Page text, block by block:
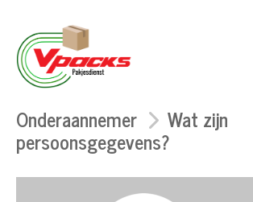
Onderaannemer Wat zijn
persoonsgegevens?